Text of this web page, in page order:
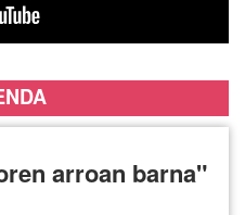
arroan barna"